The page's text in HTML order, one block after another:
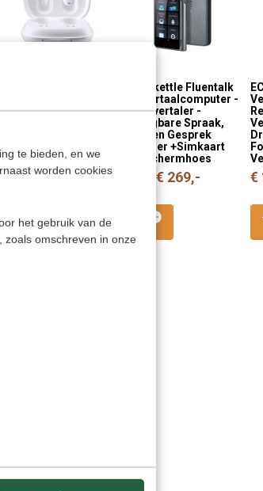
te bieden, en we
worden cookies
het gebruik van de
zoals omschreven in onze
- Stem en Gesprek
€ 289,-
Timekettle Fluentalk
T1 Vertaalcomputer -
Handvertaler -
Draagbare Spraak,
Foto en Gesprek
Vertaler +Simkaart
+Beschermhoes
€ 269,- €